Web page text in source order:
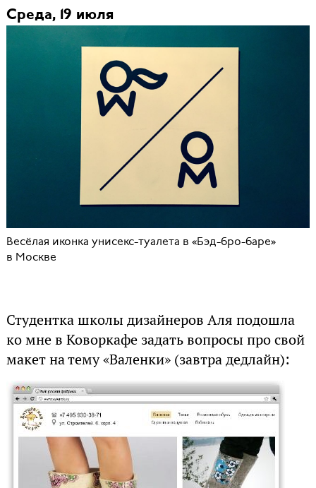
Среда, 19 июля
Весёлая иконка унисекс-туалета в «Бэд-бро-баре»
в Москве
Студентка школы дизайнеров Аля подошла
ко мне в Коворкафе задать вопросы про свой
макет на тему «Валенки» (завтра дедлайн):